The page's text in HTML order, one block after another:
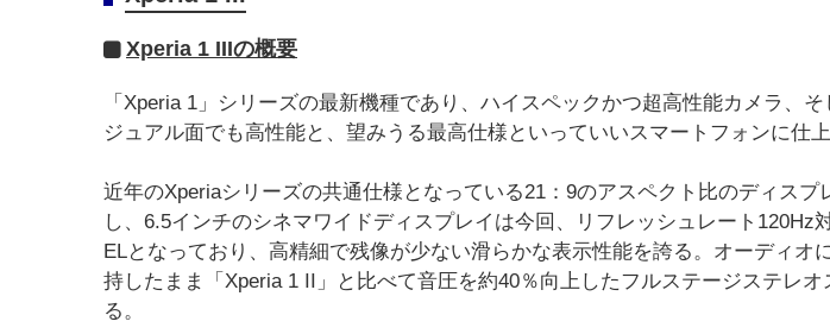
Xperia 1 IIIの概要
「Xperia 1」シリーズの最新機種であり、ハイスペックかつ超高性能カメラ、
ジュアル面でも高性能と、望みうる最高仕様といっていいスマートフォンに仕上
近年のXperiaシリーズの共通仕様となっている21：9のアスペクト比のディスプ
し、6.5インチのシネマワイドディスプレイは今回、リフレッシュレート120Hz
ELとなっており、高精細で残像が少ない滑らかな表示性能を誇る。オーディオ
持したまま「Xperia 1 II」と比べて音圧を約40％向上したフルステージステレ
る。